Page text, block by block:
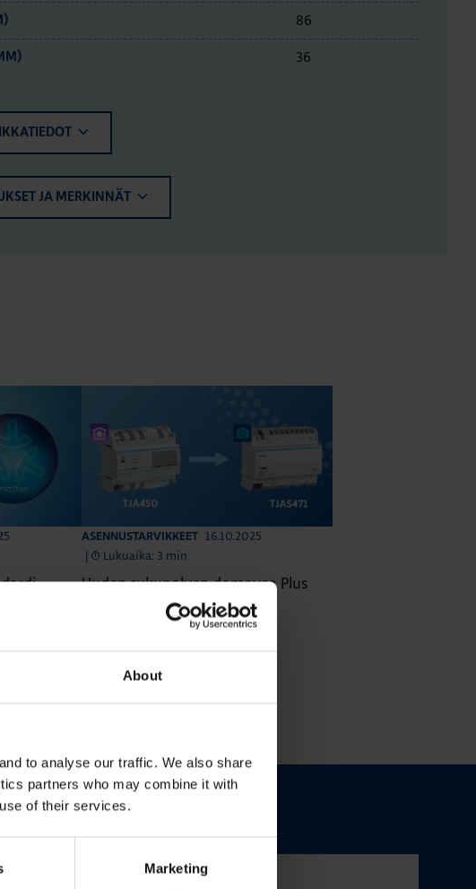
About
to analyse our traffic. We also share
partners who may combine it with
of their services.
Marketing
86
36
JA MERKINNÄT
ASENNUSTARVIKKEET
16.10.2025
|
Lukuaika: 3 min
Uuden sukupolven domovea Plus
korvaa domovea V1:n